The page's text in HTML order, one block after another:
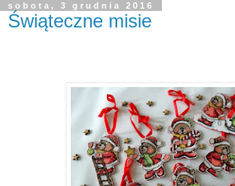
sobota, 3 grudnia 2016
Świąteczne misie